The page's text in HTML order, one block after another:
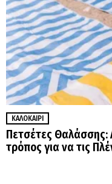
ΚΑΛΟΚΑΊΡΙ
Πετσέτες Θαλάσσης:
τρόπος για να τις